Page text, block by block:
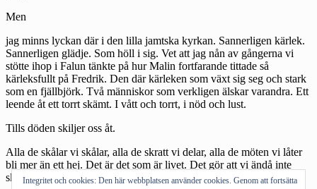
Men
jag minns lyckan där i den lilla jamtska kyrkan. Sannerligen kärlek.
Sannerligen glädje. Som höll i sig. Vet att jag nån av gångerna vi
stötte ihop i Falun tänkte på hur Malin fortfarande tittade så
kärleksfullt på Fredrik. Den där kärleken som växt sig seg och stark
som en fjällbjörk. Två människor som verkligen älskar varandra. Ett
leende åt ett torrt skämt. I vått och torrt, i nöd och lust.
Tills döden skiljer oss åt.
Alla de skålar vi skålar, alla de skratt vi delar, alla de möten vi låter
bli mer än ett hej. Det är det som är livet. Det gör att vi ändå inte
skiljs åt. Vårda minnen, vårda lärdomar. Vårda skrattet
Integritet och cookies: Den här webbplatsen använder cookies. Genom att fortsätta